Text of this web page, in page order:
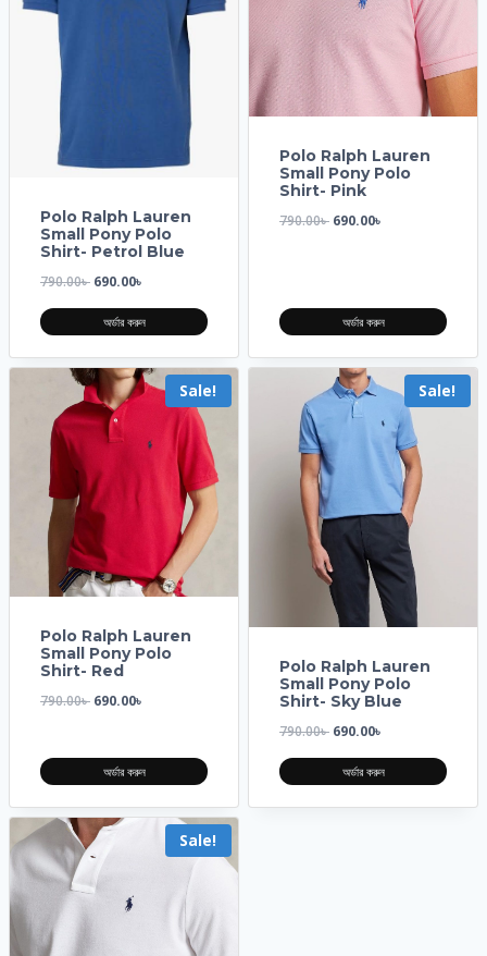
Polo Ralph Lauren
Small Pony Polo
Shirt- Petrol Blue
790.00৳ 690.00৳
অর্ডার করুন
Polo Ralph Lauren
Small Pony Polo
Shirt- Pink
790.00৳ 690.00৳
অর্ডার করুন
Sale!
Polo Ralph Lauren
Small Pony Polo
Shirt- Red
790.00৳ 690.00৳
অর্ডার করুন
Sale!
Polo Ralph Lauren
Small Pony Polo
Shirt- Sky Blue
790.00৳ 690.00৳
অর্ডার করুন
Sale!